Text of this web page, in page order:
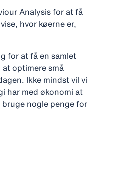
Analysis for at få
hvor køerne er,
for at få en samlet
optimere små
Ikke mindst vil vi
har med økonomi at
nogle penge for